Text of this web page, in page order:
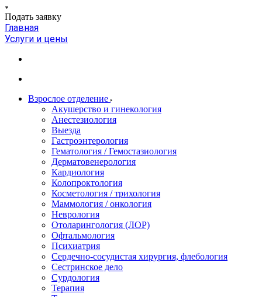
Подать заявку
Главная
Услуги и цены
Взрослое отделение
Акушерство и гинекология
Анестезиология
Выезда
Гастроэнтерология
Гематология / Гемостазиология
Дерматовенерология
Кардиология
Колопроктология
Косметология / трихология
Маммология / онкология
Неврология
Отоларингология (ЛОР)
Офтальмология
Психиатрия
Сердечно-сосудистая хирургия, флебология
Сестринское дело
Сурдология
Терапия